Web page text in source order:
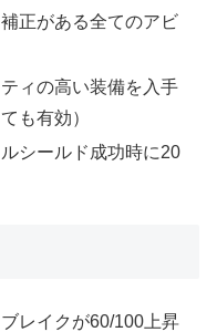
正がある全てのアビ
ィの高い装備を入手
も有効）
シールド成功時に20
レイクが60/100上昇